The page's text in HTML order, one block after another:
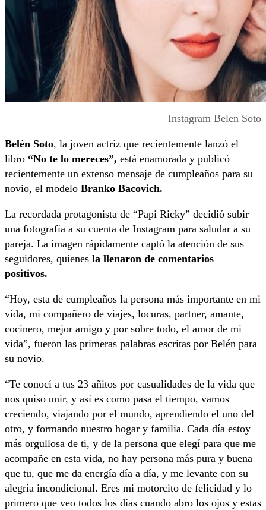
Instagram Belen Soto
Belén Soto, la joven actriz que recientemente lanzó el
libro “No te lo mereces”, está enamorada y publicó
recientemente un extenso mensaje de cumpleaños para su
novio, el modelo Branko Bacovich.
La recordada protagonista de “Papi Ricky” decidió subir
una fotografía a su cuenta de Instagram para saludar a su
pareja. La imagen rápidamente captó la atención de sus
seguidores, quienes la llenaron de comentarios
positivos.
“Hoy, esta de cumpleaños la persona más importante en mi
vida, mi compañero de viajes, locuras, partner, amante,
cocinero, mejor amigo y por sobre todo, el amor de mi
vida”, fueron las primeras palabras escritas por Belén para
su novio.
“Te conocí a tus 23 añitos por casualidades de la vida que
nos quiso unir, y así es como pasa el tiempo, vamos
creciendo, viajando por el mundo, aprendiendo el uno del
otro, y formando nuestro hogar y familia. Cada día estoy
más orgullosa de ti, y de la persona que elegí para que me
acompañe en esta vida, no hay persona más pura y buena
que tu, que me da energía día a día, y me levante con su
alegría incondicional. Eres mi motorcito de felicidad y lo
primero que veo todos los días cuando abro los ojos y estas